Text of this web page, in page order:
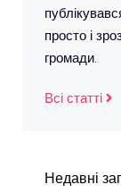
просто і
громади.
Всі статті
Недавні